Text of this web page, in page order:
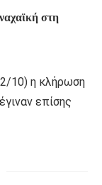
στη
10) η κλήρωση
επίσης